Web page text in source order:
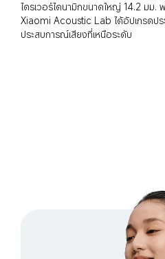
ไดรเวอร์ไดนามิกขนาดใหญ่ 14.2 มม.
Xiaomi Acoustic Lab ได้อัปเกรดป
ประสบการณ์เสียงที่เหนือระดับ